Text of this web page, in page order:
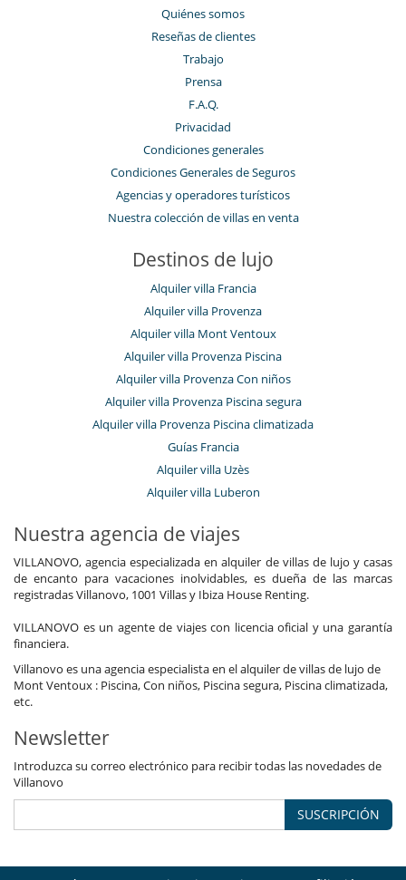
Quiénes somos
Reseñas de clientes
Trabajo
Prensa
F.A.Q.
Privacidad
Condiciones generales
Condiciones Generales de Seguros
Agencias y operadores turísticos
Nuestra colección de villas en venta
Destinos de lujo
Alquiler villa Francia
Alquiler villa Provenza
Alquiler villa Mont Ventoux
Alquiler villa Provenza Piscina
Alquiler villa Provenza Con niños
Alquiler villa Provenza Piscina segura
Alquiler villa Provenza Piscina climatizada
Guías Francia
Alquiler villa Uzès
Alquiler villa Luberon
Nuestra agencia de viajes
VILLANOVO, agencia especializada en alquiler de villas de lujo y casas
de encanto para vacaciones inolvidables, es dueña de las marcas
registradas Villanovo, 1001 Villas y Ibiza House Renting.
VILLANOVO es un agente de viajes con licencia oficial y una garantía
financiera.
Villanovo es una agencia especialista en el alquiler de villas de lujo de
Mont Ventoux : Piscina, Con niños, Piscina segura, Piscina climatizada,
etc.
Newsletter
Introduzca su correo electrónico para recibir todas las novedades de
Villanovo
SUSCRIPCIÓN